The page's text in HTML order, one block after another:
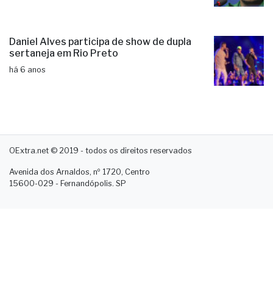
Daniel Alves participa de show de dupla
sertaneja em Rio Preto
há 6 anos
OExtra.net © 2019 - todos os direitos reservados
Avenida dos Arnaldos, nº 1720, Centro
15600-029 - Fernandópolis. SP